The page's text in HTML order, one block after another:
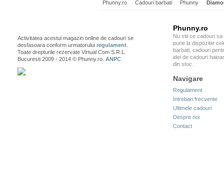
Phunny.ro Cadouri barbati Phunny
Activitatea acestui magazin online de cadouri se
desfasoara conform urmatorului regulament
Toate drepturile rezervate Virtual Com S.R.L.
Bucuresti 2009 - 2014 © Phunny.ro. ANPC
Phunny.ro
Nu stii ce cadouri sa
pune la dispozitie
barbati, cadouri
idei de cadouri
din stoc.
Navigare
Regulament
Intrebari frecvente
Ultimele cadouri
Despre noi
Contact